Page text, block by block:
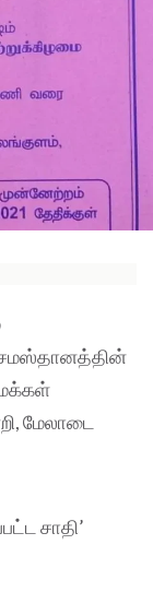
சமஸ்தானத்தின்
மேலாடை
சாதி’